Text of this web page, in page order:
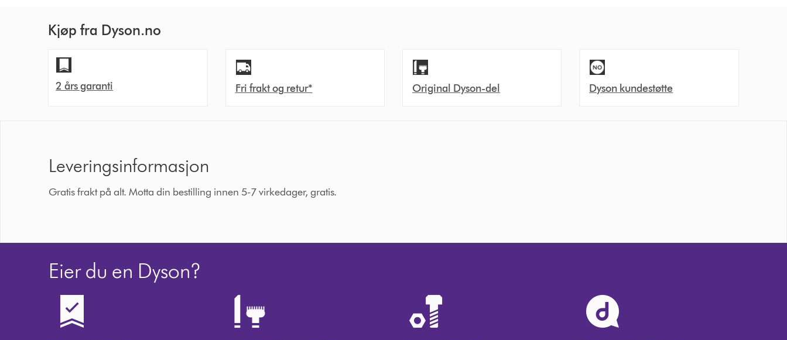
Kjøp fra Dyson.no
2 års garanti Fri frakt og retur* Original Dyson-del Dyson kundestøtte
Leveringsinformasjon
Gratis frakt på alt. Motta din bestilling innen 5-7 virkedager, gratis.
Eier du en Dyson?